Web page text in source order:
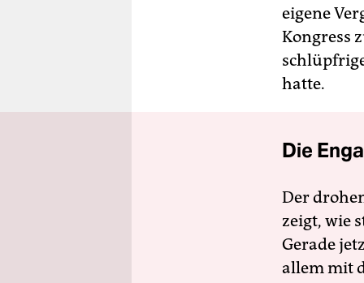
eigene
Kongress
hatte.
Die
Der
zeigt, wie
Gerade
allem mit